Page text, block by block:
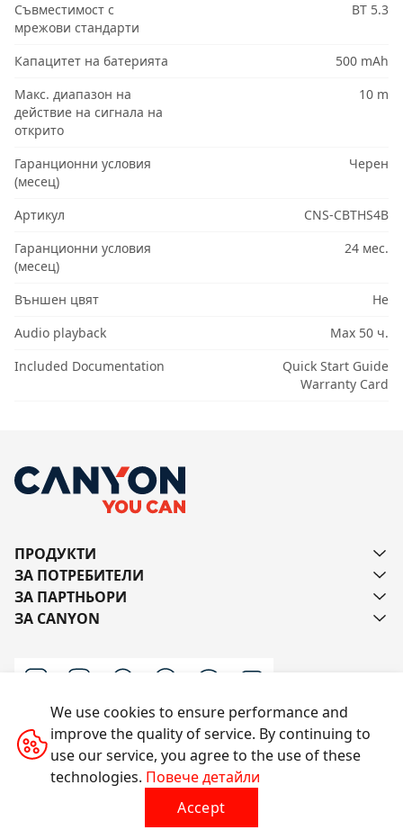
Съвместимост с
мрежови стандарти
BT 5.3
Капацитет на батерията
500 mAh
Макс. диапазон на
действие на сигнала на
открито
10 m
Гаранционни условия
(месец)
Черен
Артикул
CNS-CBTHS4B
Гаранционни условия
(месец)
24 мес.
Външен цвят
Не
Audio playback
Max 50 ч.
Included Documentation
Quick Start Guide
Warranty Card
ПРОДУКТИ
ЗА ПОТРЕБИТЕЛИ
ЗА ПАРТНЬОРИ
ЗА CANYON
Пишете ни
Всички права запазени © 2014-2026 CANYON
We use cookies to ensure performance and
improve the quality of service. By continuing to
use our service, you agree to the use of these
technologies. Повече детайли
Accept